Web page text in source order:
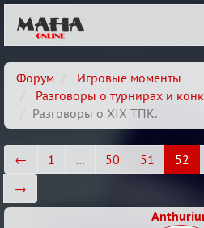
Форум
Игровые моменты
Разговоры о турнирах и
Разговоры о XIX ТПК.
← 1 … 50 51 52
→